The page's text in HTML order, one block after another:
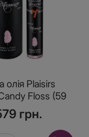
Plaisirs
Floss (59
подарункове
грн.